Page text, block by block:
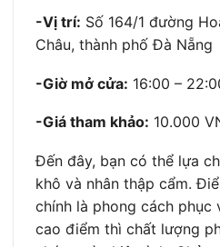
-Vị trí: Số 164/1 đường
Châu, thành phố Đà Nẵng
-Giờ mở cửa: 16:00 –
-Giá tham khảo: 10.000
Đến đây, bạn có thể lựa
khô và nhân thập cẩm.
chính là phong cách phục
cao điểm thì chất lượng